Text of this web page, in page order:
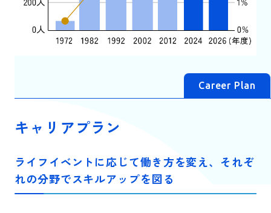
Career Plan
キャリアプラン
ライフイベントに応じて働き方を変え、それぞ
れの分野でスキルアップを図る